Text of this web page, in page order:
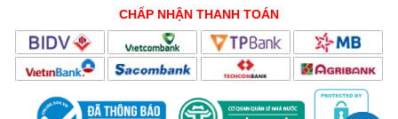
CHẤP NHẬN THANH TOÁN